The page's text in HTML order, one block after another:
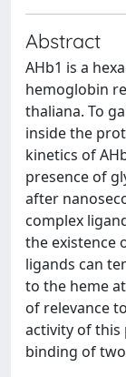
Abstract
AHb1 is a
hemoglobin
thaliana. To
inside the
kinetics of
presence of
after
complex
the existence
ligands can
to the heme
of relevance
activity of this
binding of